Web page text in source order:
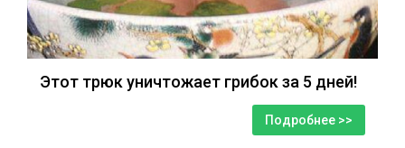
Этот трюк уничтожает грибок за 5 дней!
Подробнее >>